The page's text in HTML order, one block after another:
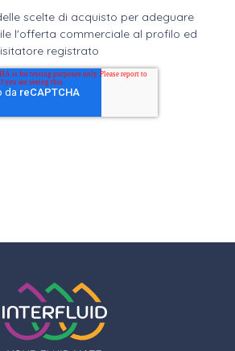
scelte di acquisto per adeguare
l'offerta commerciale al profilo ed
registrato